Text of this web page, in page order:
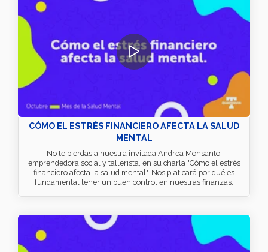
CÓMO EL ESTRÉS FINANCIERO AFECTA LA SALUD
MENTAL
No te pierdas a nuestra invitada Andrea Monsanto,
emprendedora social y tallerista, en su charla "Cómo el estrés
financiero afecta la salud mental". Nos platicará por qué es
fundamental tener un buen control en nuestras finanzas.